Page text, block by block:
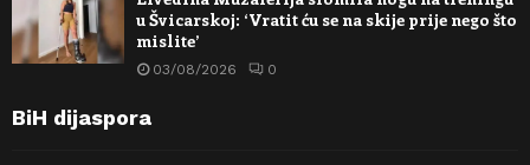
u Švicarskoj: ‘Vratit ću se na skije prije nego što
mislite’
03/08/2026 0
BiH dijaspora